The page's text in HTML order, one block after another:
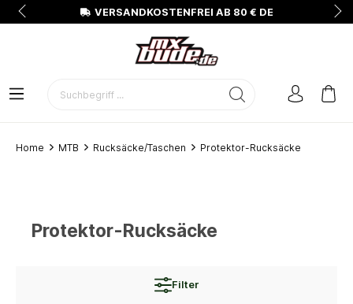
VERSANDKOSTENFREI AB 80 € DE
Home MTB Rucksäcke/Taschen Protektor-Rucksäcke
Protektor-Rucksäcke
Filter